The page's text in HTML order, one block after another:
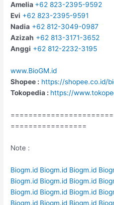
Amelia +62 823-2395-9592
Evi +62 823-2395-9591
Nadia +62 812-3049-0987
Azizah +62 813-3171-3652
Anggi +62 812-2232-3195
www.BioGM.id
Shopee : https://shopee.co.id/
Tokopedia : https://
=================
Note :
Biogm.id Biogm.id Biogm.id
Biogm.id Biogm.id Biogm.id
Biogm.id Biogm.id Biogm.id
Biogm.id Biogm.id Biogm.id